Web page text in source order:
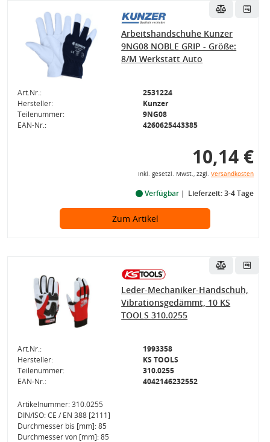
Arbeitshandschuhe Kunzer
9NG08 NOBLE GRIP - Größe:
8/M Werkstatt Auto
Art.Nr.:
2531224
Hersteller:
Kunzer
Teilenummer:
9NG08
EAN-Nr.:
4260625443385
10,14 €
inkl. gesetzl. MwSt., zzgl. Versandkosten
Verfügbar Lieferzeit: 3-4 Tage
Zum Artikel
Leder-Mechaniker-Handschuh,
Vibrationsgedämmt, 10 KS
TOOLS 310.0255
Art.Nr.:
1993358
Hersteller:
KS TOOLS
Teilenummer:
310.0255
EAN-Nr.:
4042146232552
Artikelnummer: 310.0255
DIN/ISO: CE / EN 388 [2111]
Durchmesser bis [mm]: 85
Durchmesser von [mm]: 85